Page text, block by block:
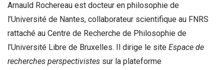
Arnauld Rochereau est docteur en philosophie de
l’Université de Nantes, collaborateur scientifique au FNRS
rattaché au Centre de Recherche de Philosophie de
l’Université Libre de Bruxelles. Il dirige le site Espace de
recherches perspectivistes sur la plateforme